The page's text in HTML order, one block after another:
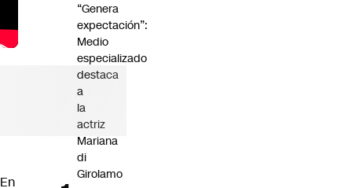
En
“Genera
expectación”:
Medio
especializado
destaca
a
la
actriz
Mariana
di
Girolamo